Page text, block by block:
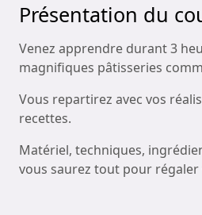
Présentation du
Venez apprendre durant 3
magnifiques pâtisseries
Vous repartirez avec vos
recettes.
Matériel, techniques,
vous saurez tout pour régaler